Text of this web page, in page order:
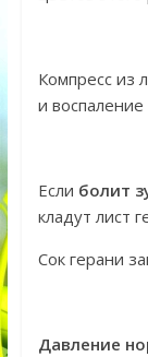
Компресс из
и воспаление
Если болит
кладут лист
Сок герани
Давление